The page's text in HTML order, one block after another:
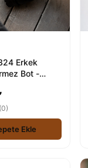
Erkek
Bot -
(0)
Ekle